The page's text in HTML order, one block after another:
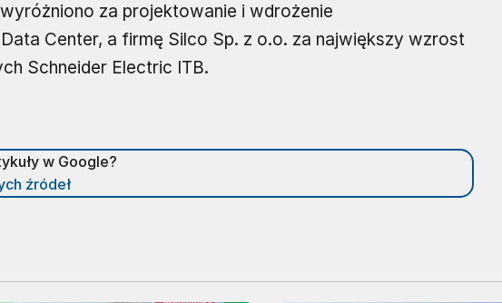
za projektowanie i wdrożenie
Center, a firmę Silco Sp. z o.o. za największy wzrost
Schneider Electric ITB.
w Google?
źródeł